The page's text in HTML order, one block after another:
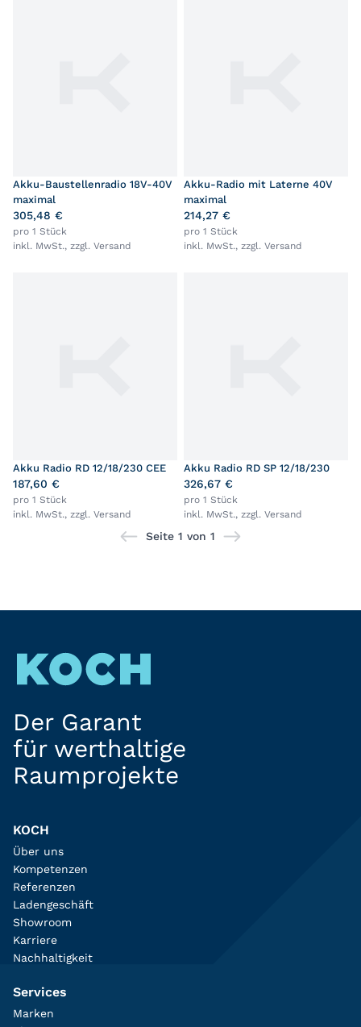
Akku-Baustellenradio 18V-40V
maximal
305,48 €
pro 1 Stück
inkl. MwSt., zzgl. Versand
Akku-Radio mit Laterne 40V
maximal
214,27 €
pro 1 Stück
inkl. MwSt., zzgl. Versand
Akku Radio RD 12/18/230 CEE
187,60 €
pro 1 Stück
inkl. MwSt., zzgl. Versand
Akku Radio RD SP 12/18/230
326,67 €
pro 1 Stück
inkl. MwSt., zzgl. Versand
Seite 1 von 1
Der Garant
für werthaltige
Raumprojekte
KOCH
Über uns
Kompetenzen
Referenzen
Ladengeschäft
Showroom
Karriere
Nachhaltigkeit
Services
Marken